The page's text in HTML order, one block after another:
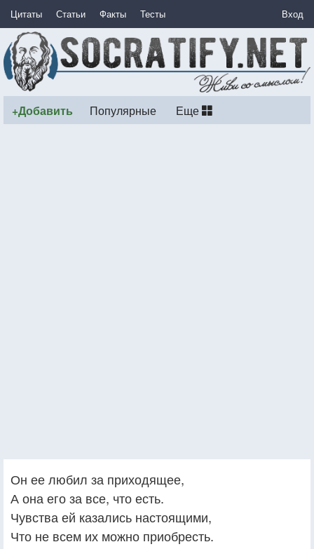
Цитаты Статьи Факты Тесты Вход
+Добавить Популярные Еще
Он ее любил за приходящее,
А она его за все, что есть.
Чувства ей казались настоящими,
Что не всем их можно приобресть.